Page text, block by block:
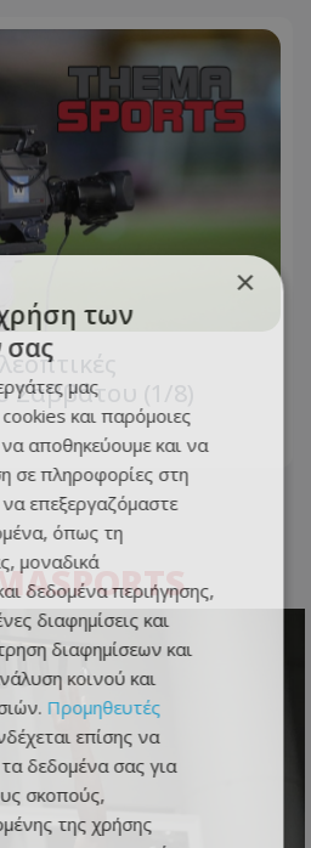
Σαββάτου (1/8)
×
των
σας
μας
και παρόμοιες
να αποθηκεύουμε και να
σε πληροφορίες στη
επεξεργαζόμαστε
όπως τη
μοναδικά
δεδομένα περιήγησης,
διαφημίσεις και
διαφημίσεων και
κοινού και
Προμηθευτές
επίσης να
δεδομένα σας για
σκοπούς,
της χρήσης